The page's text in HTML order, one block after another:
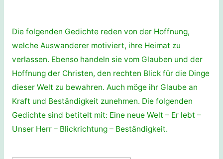
Die folgenden Gedichte reden von der Hoffnung,
welche Auswanderer motiviert, ihre Heimat zu
verlassen. Ebenso handeln sie vom Glauben und der
Hoffnung der Christen, den rechten Blick für die Dinge
dieser Welt zu bewahren. Auch möge ihr Glaube an
Kraft und Beständigkeit zunehmen. Die folgenden
Gedichte sind betitelt mit: Eine neue Welt – Er lebt –
Unser Herr – Blickrichtung – Beständigkeit.